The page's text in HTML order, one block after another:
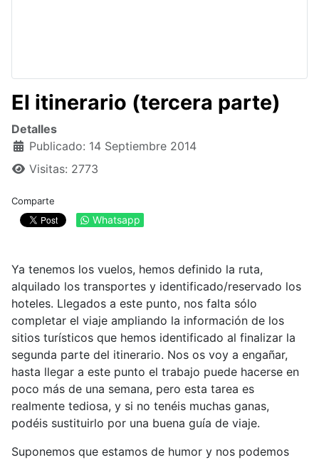
El itinerario (tercera parte)
Detalles
Publicado: 14 Septiembre 2014
Visitas: 2773
Comparte
Whatsapp
Ya tenemos los vuelos, hemos definido la ruta,
alquilado los transportes y identificado/reservado los
hoteles. Llegados a este punto, nos falta sólo
completar el viaje ampliando la información de los
sitios turísticos que hemos identificado al finalizar la
segunda parte del itinerario. Nos os voy a engañar,
hasta llegar a este punto el trabajo puede hacerse en
poco más de una semana, pero esta tarea es
realmente tediosa, y si no tenéis muchas ganas,
podéis sustituirlo por una buena guía de viaje.
Suponemos que estamos de humor y nos podemos